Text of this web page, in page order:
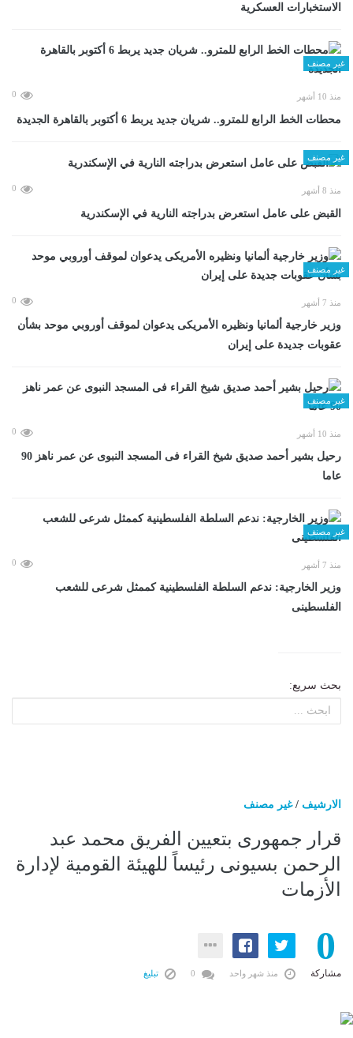
الاستخبارات العسكرية
غير مصنف
منذ 10 أشهر 0
محطات الخط الرابع للمترو.. شريان جديد يربط 6 أكتوبر بالقاهرة الجديدة
غير مصنف
منذ 8 أشهر 0
القبض على عامل استعرض بدراجته النارية في الإسكندرية
غير مصنف
منذ 7 أشهر 0
وزير خارجية ألمانيا ونظيره الأمريكى يدعوان لموقف أوروبي موحد بشأن
عقوبات جديدة على إيران
غير مصنف
منذ 10 أشهر 0
رحيل بشير أحمد صديق شيخ القراء فى المسجد النبوى عن عمر ناهز 90
عاما
غير مصنف
منذ 7 أشهر 0
وزير الخارجية: ندعم السلطة الفلسطينية كممثل شرعى للشعب
الفلسطينى
بحث سريع:
الارشيف /غير مصنف
قرار جمهورى بتعيين الفريق محمد عبد
الرحمن بسيونى رئيساً للهيئة القومية لإدارة
الأزمات
0
مشاركة منذ شهر واحد تبليغ